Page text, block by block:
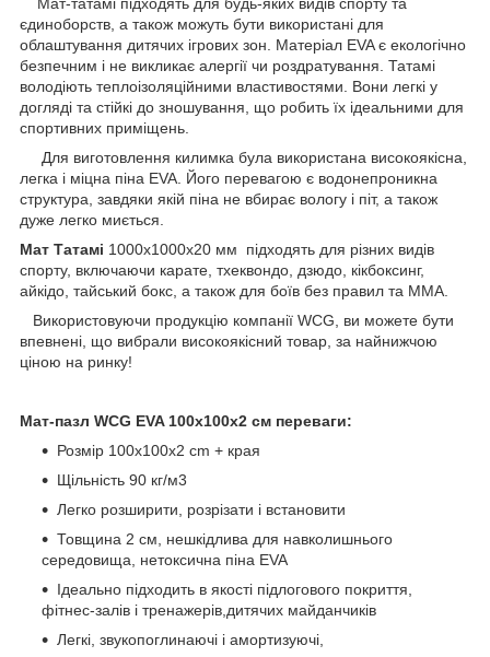
єдиноборств, а також можуть бути використані для
облаштування дитячих ігрових зон. Матеріал EVA є екологічно
безпечним і не викликає алергії чи роздратування. Татамі
володіють теплоізоляційними властивостями. Вони легкі у
догляді та стійкі до зношування, що робить їх ідеальними для
спортивних приміщень.
Для виготовлення килимка була використана високоякісна,
легка і міцна піна EVA. Його перевагою є водонепроникна
структура, завдяки якій піна не вбирає вологу і піт, а також
дуже легко миється.
Мат Татамі 1000х1000х20 мм підходять для різних видів
спорту, включаючи карате, тхеквондо, дзюдо, кікбоксинг,
айкідо, тайський бокс, а також для боїв без правил та ММА.
Використовуючи продукцію компанії WCG, ви можете бути
впевнені, що вибрали високоякісний товар, за найнижчою
ціною на ринку!
Мат-пазл WCG EVA 100х100х2 см переваги:
Розмір 100х100х2 cm + края
Щільність 90 кг/м3
Легко розширити, розрізати і встановити
Товщина 2 см, нешкідлива для навколишнього
середовища, нетоксична піна EVA
Ідеально підходить в якості підлогового покриття,
фітнес-залів і тренажерів,дитячих майданчиків
Легкі, звукопоглинаючі і амортизуючі,